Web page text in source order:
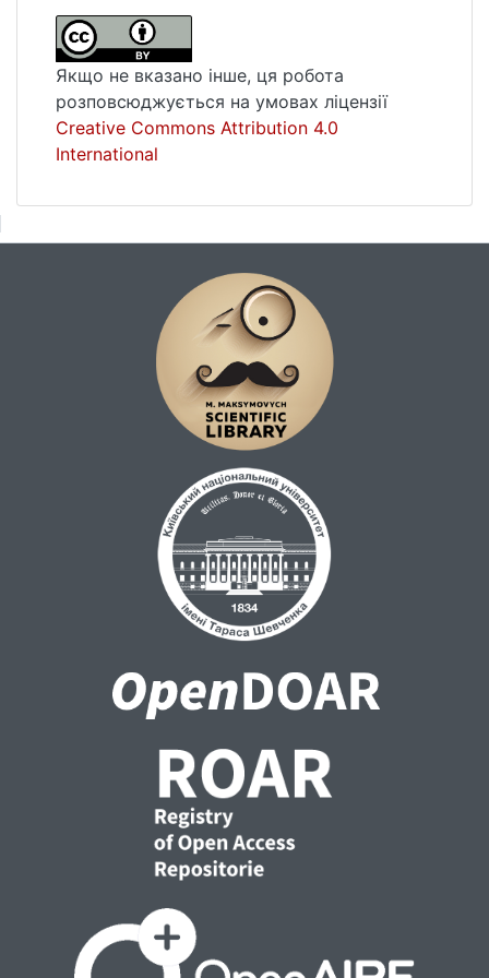
Якщо не вказано інше, ця робота
розповсюджується на умовах ліцензії
Creative Commons Attribution 4.0
International